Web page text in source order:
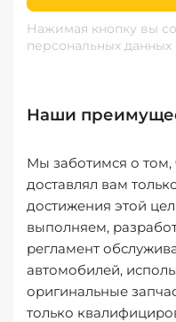
Нажимая кнопку вы
персональных данных
Наши
Мы заботимся о
доставлял вам
достижения этой
выполняем,
регламент
автомобилей,
оригинальные
только